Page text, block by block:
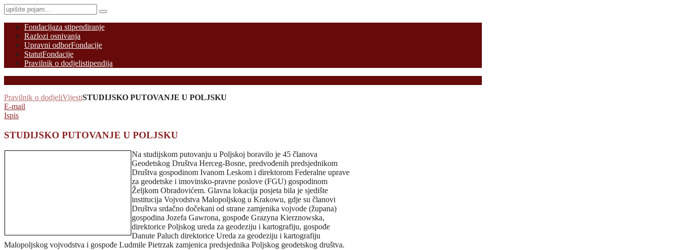
Fondacijaza stipendiranje
Razlozi osnivanja
Upravni odborFondacije
StatutFondacije
Pravilnik o dodjelistipendija
Pravilnik o dodjeliVijestiSTUDIJSKO PUTOVANJE U POLJSKU
E-mail
Ispis
STUDIJSKO PUTOVANJE U POLJSKU
Na studijskom putovanju u Poljskoj boravilo je 45 članova
Geodetskog Društva Herceg-Bosne, predvođenih predsjednikom
Društva gospodinom Ivanom Leskom i direktorom Federalne uprave
za geodetske i imovinsko-pravne poslove (FGU) gospodinom
Željkom Obradovićem. Glavna lokacija posjeta bila je sjedište
institucija Vojvodstva Malopoljskog u Krakowu, gdje su članovi
Društva srdačno dočekani od strane zamjenika vojvode (župana)
gospodina Jozefa Gawrona, gospođe Grazyna Kierznowska,
direktorice Poljskog ureda za geodeziju i kartografiju, gospođe
Danute Paluch direktorice Ureda za geodeziju i kartografiju
Malopoljskog vojvodstva i gospođe Ludmile Pietrzak zamjenica predsjednika Poljskog geodetskog društva.